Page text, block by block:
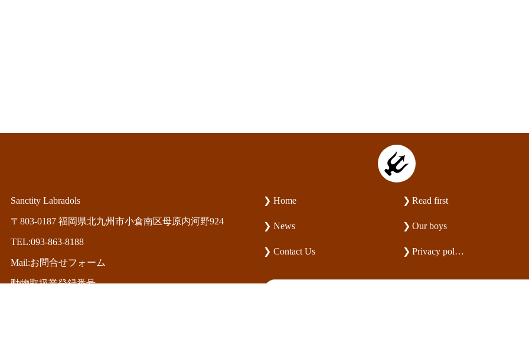
Sanctity Labradols
〒803-0187 福岡県北九州市小倉南区母原内河野924
TEL:093-863-8188
Mail:お問合せフォーム
動物取扱業登録番号
Home Read first
News Our boys
Contact Us Privacy policy